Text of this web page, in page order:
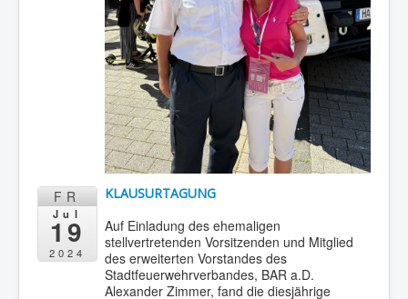
FR
Jul
19
2024
KLAUSURTAGUNG
Auf Einladung des ehemaligen
stellvertretenden Vorsitzenden und Mitglied
des erweiterten Vorstandes des
Stadtfeuerwehrverbandes, BAR a.D.
Alexander Zimmer, fand die diesjährige